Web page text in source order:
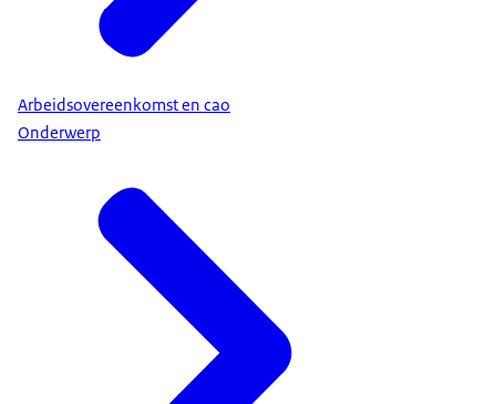
Arbeidsovereenkomst en cao
Onderwerp